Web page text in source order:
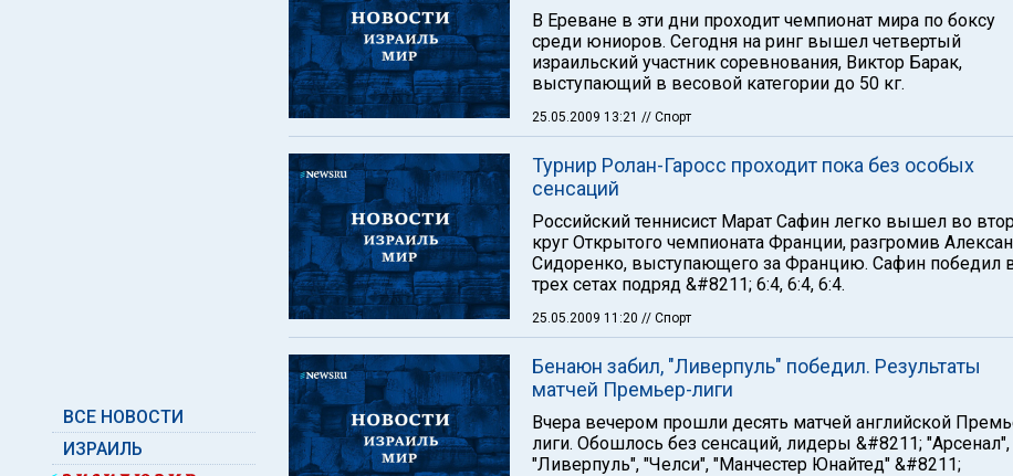
ВСЕ НОВОСТИ
ИЗРАИЛЬ
В Ереване в эти дни проходит чемпионат мира по боксу
среди юниоров. Сегодня на ринг вышел четвертый
израильский участник соревнования, Виктор Барак,
выступающий в весовой категории до 50 кг.
25.05.2009 13:21 // Спорт
Турнир Ролан-Гаросс проходит пока без особых
сенсаций
Российский теннисист Марат Сафин легко вышел во
круг Открытого чемпионата Франции, разгромив
Сидоренко, выступающего за Францию. Сафин победил
трех сетах подряд &#8211; 6:4, 6:4, 6:4.
25.05.2009 11:20 // Спорт
Бенаюн забил, "Ливерпуль" победил. Результаты
матчей Премьер-лиги
Вчера вечером прошли десять матчей английской
лиги. Обошлось без сенсаций, лидеры &#8211; "Арсенал",
"Ливерпуль", "Челси", "Манчестер Юнайтед" &#8211;